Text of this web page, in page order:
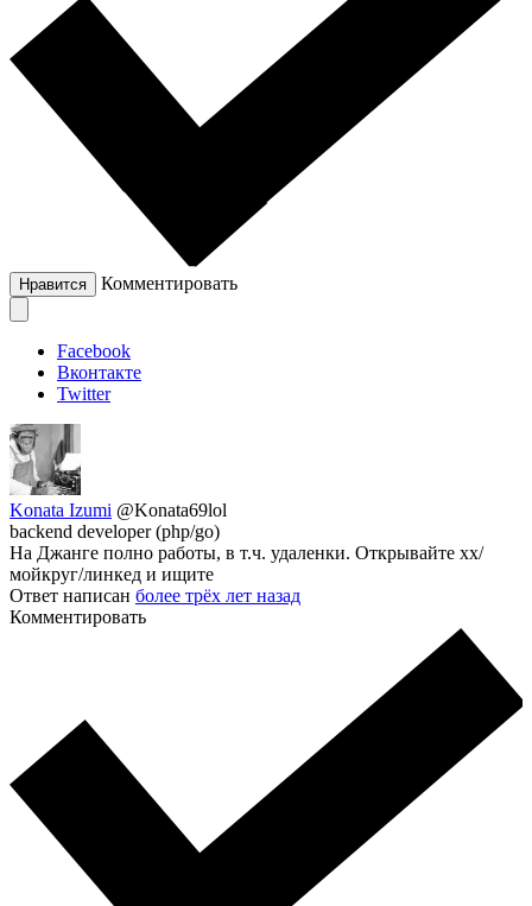
Нравится Комментировать
Facebook
Вконтакте
Twitter
Konata Izumi @Konata69lol
backend developer (php/go)
На Джанге полно работы, в т.ч. удаленки. Открывайте хх/
мойкруг/линкед и ищите
Ответ написан более трёх лет назад
Комментировать